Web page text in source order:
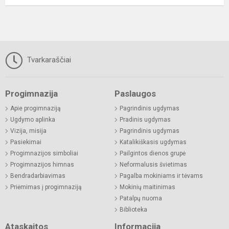
Tvarkaraščiai
Progimnazija
Apie progimnaziją
Ugdymo aplinka
Vizija, misija
Pasiekimai
Progimnazijos simboliai
Progimnazijos himnas
Bendradarbiavimas
Priėmimas į progimnaziją
Paslaugos
Pagrindinis ugdymas
Pradinis ugdymas
Pagrindinis ugdymas
Katalikiškasis ugdymas
Pailgintos dienos grupė
Neformalusis švietimas
Pagalba mokiniams ir tėvams
Mokinių maitinimas
Patalpų nuoma
Biblioteka
Ataskaitos Informacija